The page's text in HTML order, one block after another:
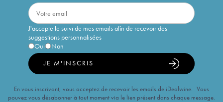
J'accepte le suivi de mes emails afin de recevoir des
suggestions personnalisées
Oui
Non
JE M'INSCRIS
En vous inscrivant, vous acceptez de recevoir les emails de iDealwine. Vous
pouvez vous désabonner à tout moment via le lien présent dans chaque message.